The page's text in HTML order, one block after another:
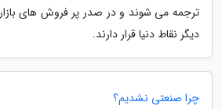
ترجمه می شوند و در صدر پر فروش های بازار
دیگر نقاط دنیا قرار دارند.
چرا صنعتی نشدیم؟